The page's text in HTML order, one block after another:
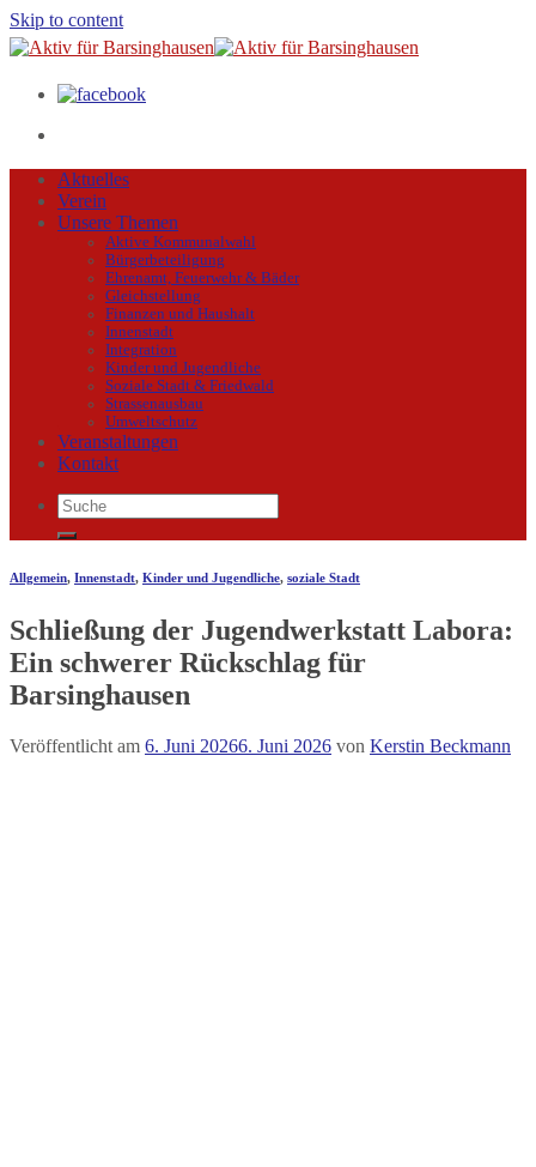
Skip to content
Aktuelles
Verein
Unsere Themen
Aktive Kommunalwahl
Bürgerbeteiligung
Ehrenamt, Feuerwehr & Bäder
Gleichstellung
Finanzen und Haushalt
Innenstadt
Integration
Kinder und Jugendliche
Soziale Stadt & Friedwald
Strassenausbau
Umweltschutz
Veranstaltungen
Kontakt
Allgemein, Innenstadt, Kinder und Jugendliche, soziale Stadt
Schließung der Jugendwerkstatt Labora:
Ein schwerer Rückschlag für
Barsinghausen
Veröffentlicht am 6. Juni 20266. Juni 2026 von Kerstin Beckmann